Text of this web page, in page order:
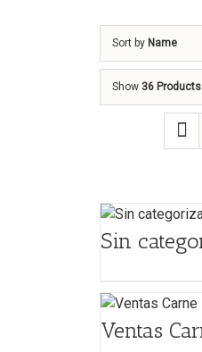
Sort by Name
Show 36 Products
Sin
Ventas